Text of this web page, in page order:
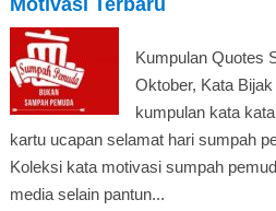
Motivasi Terbaru
Kumpulan Quotes
Oktober, Kata
kumpulan kata
kartu ucapan selamat hari sumpah
Koleksi kata motivasi sumpah
media selain pantun...